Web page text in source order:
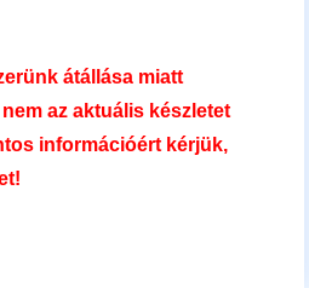
átállása miatt
az aktuális készletet
információért kérjük,